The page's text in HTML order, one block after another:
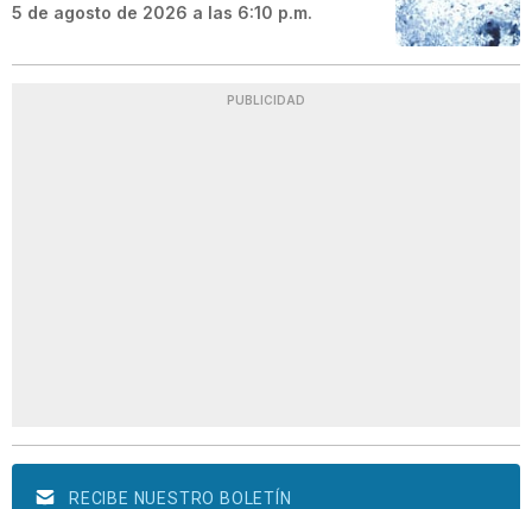
5 de agosto de 2026 a las 6:10 p.m.
PUBLICIDAD
RECIBE NUESTRO BOLETÍN